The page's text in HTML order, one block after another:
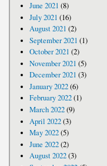
June 2021 (8)
July 2021 (16)
August 2021 (2)
September 2021 (1)
October 2021 (2)
November 2021 (5)
December 2021 (3)
January 2022(6)
February 2022(1)
March 2022(9)
April 2022(3)
May 2022(5)
June 2022(2)
August 2022(3)